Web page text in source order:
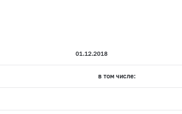
01.12.2018
в том числе: